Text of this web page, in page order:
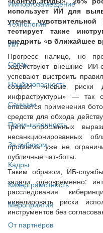
Импортозамещение
Технологии
ИИ
Связь
Нацбезопасность
Санкции
Промышленность
За рубежом
Кадры
Киберграмотность
Мероприятия
От партнёров
использует ИИ для
утечек
тестирует такие
внедрить «в ближайшее
Прогресс налицо, но
задействуют внешние
успевают выстроить
создаёт «новые риски
инфраструктуры» — так
опасается применения
средств для обхода
треть опрошенных
несанкционированных
проблема уже не
публичные чат-боты.
Таким образом, ИБ-
задачи одновременно:
расследования
нивелировать риски
инструментов без